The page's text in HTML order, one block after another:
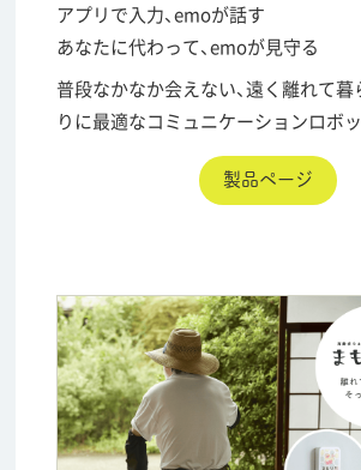
アプリで入力、emoが話す
あなたに代わって、emoが見守る
普段なかなか会えない、遠く離れて
りに最適なコミュニケーションロボッ
製品ページ